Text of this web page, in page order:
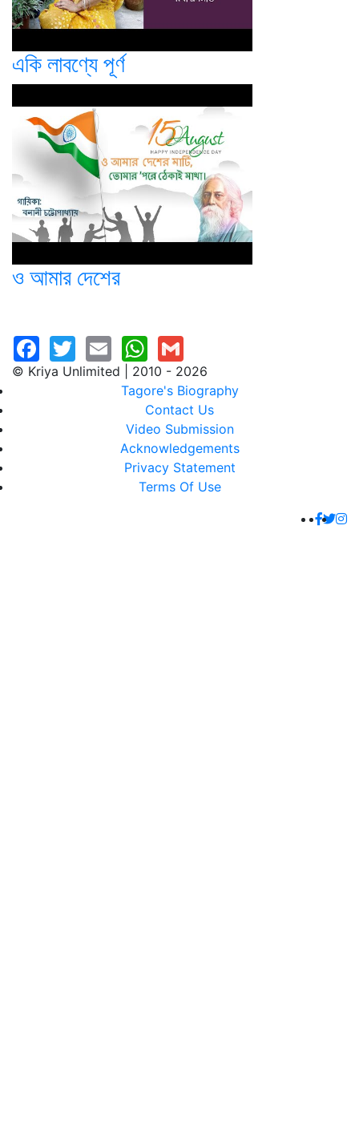
একি লাবণ্যে পূর্ণ
ও আমার দেশের
© Kriya Unlimited | 2010 - 2026
Tagore's Biography
Contact Us
Video Submission
Acknowledgements
Privacy Statement
Terms Of Use